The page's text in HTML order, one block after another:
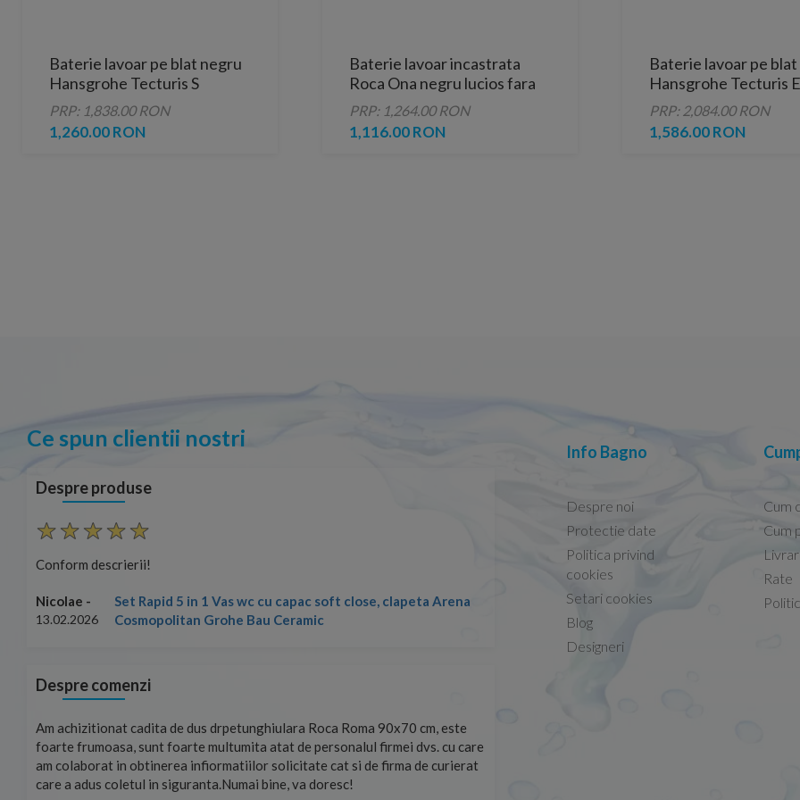
Baterie lavoar pe blat negru
Hansgrohe Tecturis S
PRP: 1,838.00 RON
1,260.00 RON
Baterie lavoar incastrata
Roca Ona negru lucios fara
corp ingropat
PRP: 1,264.00 RON
1,116.00 RON
Baterie lavoar pe
Hansgrohe Tecturis E
PRP: 2,084.00 RON
1,586.00 RON
Ce spun clientii nostri
Despre produse
Conform descrierii!
Nicolae -
13.02.2026
Set Rapid 5 in 1 Vas wc cu capac soft close, clapeta Arena
Cosmopolitan Grohe Bau Ceramic
Conform descrierii!
13.02.2026
Despre comenzi
Am achizitionat cadita de dus drpetunghiulara Roca Roma 90x70 cm, este
foarte frumoasa, sunt foarte multumita atat de personalul firmei dvs. cu care
am colaborat in obtinerea infiormatiilor solicitate cat si de firma de curierat
care a adus coletul in siguranta.Numai bine, va doresc!
Info Bagno
Despre noi
Protectie date
Politica privind
cookies
Setari cookies
Blog
Designeri
Cum
Cum
Rate